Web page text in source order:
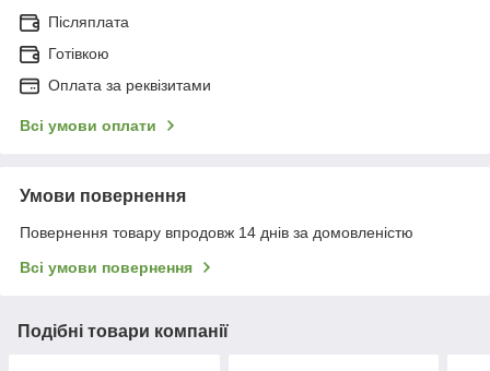
Післяплата
Готівкою
Оплата за реквізитами
Всі умови оплати
Умови повернення
Повернення товару впродовж 14 днів за домовленістю
Всі умови повернення
Подібні товари компанії